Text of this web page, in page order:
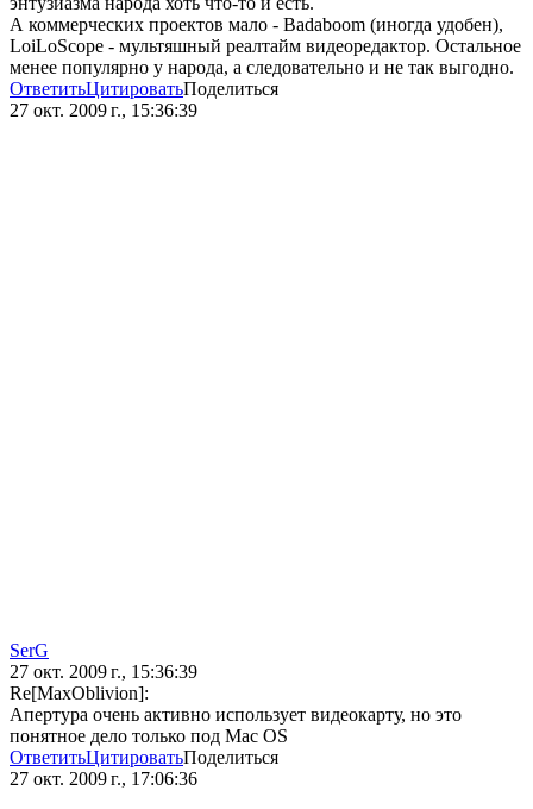
А коммерческих проектов мало - Badaboom (иногда удобен),
LoiLoScope - мультяшный реалтайм видеоредактор. Остальное
менее популярно у народа, а следовательно и не так выгодно.
ОтветитьЦитироватьПоделиться
27 окт. 2009 г., 15:36:39
SerG
27 окт. 2009 г., 15:36:39
Re[MaxOblivion]:
Апертура очень активно использует видеокарту, но это
понятное дело только под Mac OS
ОтветитьЦитироватьПоделиться
27 окт. 2009 г., 17:06:36